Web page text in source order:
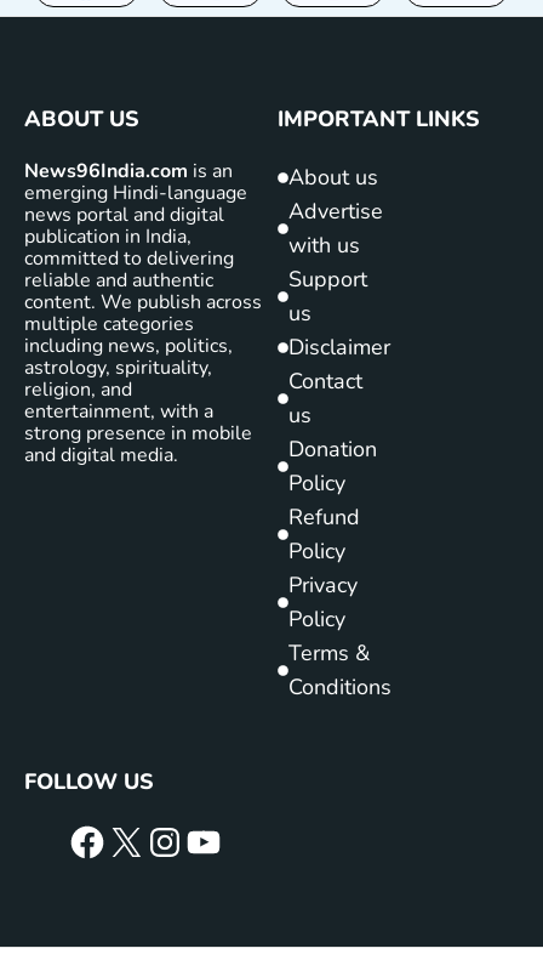
ABOUT US
News96India.com is an
emerging Hindi-language
news portal and digital
publication in India,
committed to delivering
reliable and authentic
content. We publish across
multiple categories
including news, politics,
astrology, spirituality,
religion, and
entertainment, with a
strong presence in mobile
and digital media.
IMPORTANT LINKS
About us
Advertise
with us
Support
us
Disclaimer
Contact
us
Donation
Policy
Refund
Policy
Privacy
Policy
Terms &
Conditions
FOLLOW US